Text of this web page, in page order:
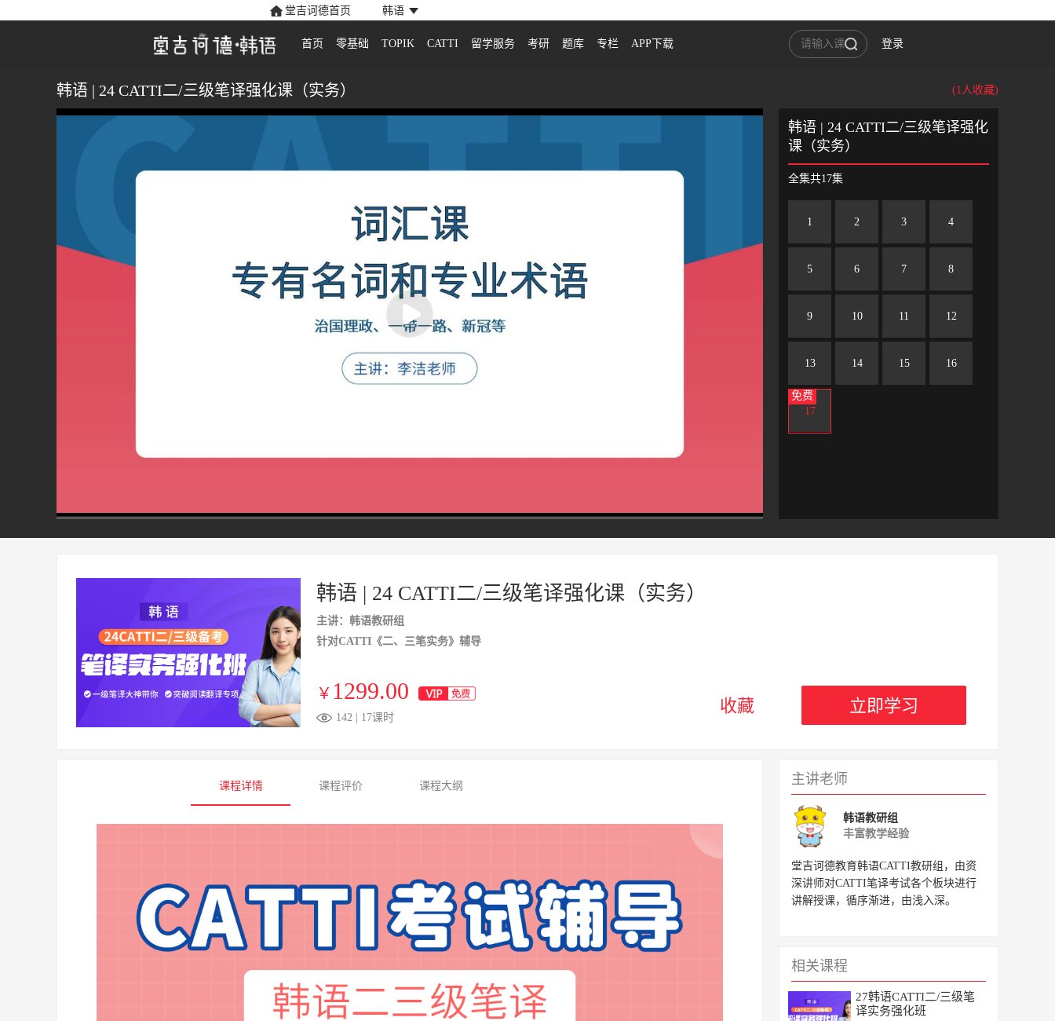
堂吉诃德首页 韩语
首页 零基础 TOPIK CATTI 留学服务 考研 题库 专栏 APP下载 登录
韩语 | 24 CATTI二/三级笔译强化课（实务） (1人收藏)
00:00 / 13:41 高清 1x
韩语 | 24 CATTI二/三级笔译强化
课（实务）
全集共17集
1 2 3 4
5 6 7 8
9 10 11 12
13 14 15 16
免费
17
韩语 | 24 CATTI二/三级笔译强化课（实务）
主讲：韩语教研组
针对CATTI《二、三笔实务》辅导
￥ 1299.00
142 | 17课时
收藏 立即学习
课程详情 课程评价 课程大纲 主讲老师
韩语教研组
丰富教学经验
堂吉诃德教育韩语CATTI教研组，由资
深讲师对CATTI笔译考试各个板块进行
讲解授课，循序渐进，由浅入深。
相关课程
27韩语CATTI二/三级笔
译实务强化班